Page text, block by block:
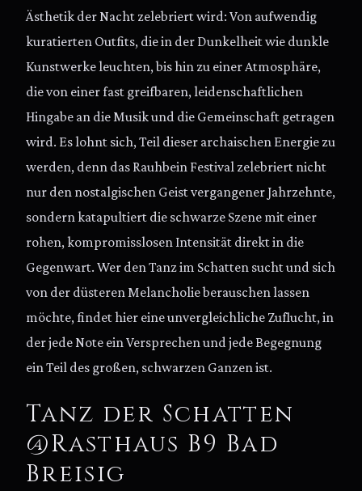
Ästhetik der Nacht zelebriert wird: Von aufwendig
kuratierten Outfits, die in der Dunkelheit wie dunkle
Kunstwerke leuchten, bis hin zu einer Atmosphäre,
die von einer fast greifbaren, leidenschaftlichen
Hingabe an die Musik und die Gemeinschaft getragen
wird. Es lohnt sich, Teil dieser archaischen Energie zu
werden, denn das Rauhbein Festival zelebriert nicht
nur den nostalgischen Geist vergangener Jahrzehnte,
sondern katapultiert die schwarze Szene mit einer
rohen, kompromisslosen Intensität direkt in die
Gegenwart. Wer den Tanz im Schatten sucht und sich
von der düsteren Melancholie berauschen lassen
möchte, findet hier eine unvergleichliche Zuflucht, in
der jede Note ein Versprechen und jede Begegnung
ein Teil des großen, schwarzen Ganzen ist.
Tanz der Schatten
@Rasthaus B9 Bad
Breisig